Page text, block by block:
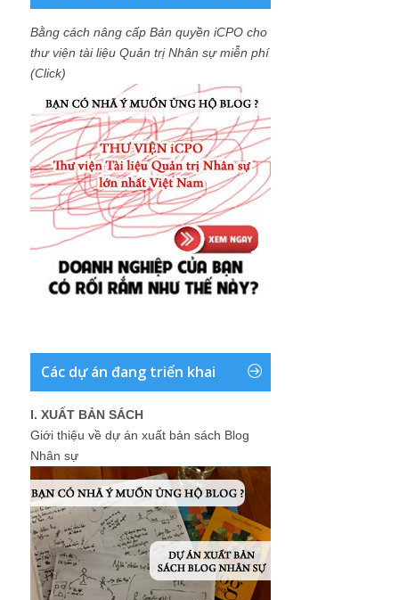
Bằng cách nâng cấp Bản quyền iCPO cho
thư viện tài liệu Quản trị Nhân sự miễn phí
(Click)
Các dự án đang triển khai
I. XUẤT BẢN SÁCH
Giới thiệu về dự án xuất bản sách Blog
Nhân sự